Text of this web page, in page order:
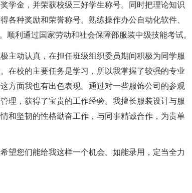
学金，并荣获校级三好学生称号。同时把理论知识
各种奖励和荣誉称号。熟练操作办公自动化软件、
顺利通过国家劳动和社会保障部服装中级技能考试。
动认真，在担任班级组织委员期间积极为同学服
在校的主要任务是学习，所以我掌握了较强的专业
方面我也有出色表现。通过对一些服饰公司的参观
理，获得了宝贵的工作经验。我擅长服装设计与服
和坚韧的性格勤奋工作，与同事精诚合作，为贵单
您们能给我这样一个机会。如能录用，定当全力